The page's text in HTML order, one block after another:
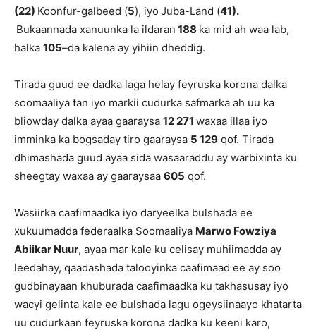
(22) Koonfur-galbeed (5), iyo Juba-Land (41).
Bukaannada xanuunka la ildaran 188 ka mid ah waa lab,
halka 105–da kalena ay yihiin dheddig.
Tirada guud ee dadka laga helay feyruska korona dalka
soomaaliya tan iyo markii cudurka safmarka ah uu ka
bliowday dalka ayaa gaaraysa 12 271 waxaa illaa iyo
imminka ka bogsaday tiro gaaraysa 5 129 qof. Tirada
dhimashada guud ayaa sida wasaaraddu ay warbixinta ku
sheegtay waxaa ay gaaraysaa 605 qof.
Wasiirka caafimaadka iyo daryeelka bulshada ee
xukuumadda federaalka Soomaaliya Marwo Fowziya
Abiikar Nuur, ayaa mar kale ku celisay muhiimadda ay
leedahay, qaadashada talooyinka caafimaad ee ay soo
gudbinayaan khuburada caafimaadka ku takhasusay iyo
wacyi gelinta kale ee bulshada lagu ogeysiinaayo khatarta
uu cudurkaan feyruska korona dadka ku keeni karo,